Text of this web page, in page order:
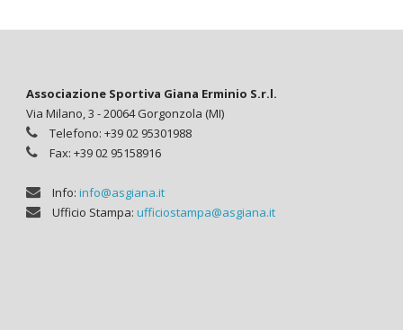
Associazione Sportiva Giana Erminio S.r.l.
Via Milano, 3 - 20064 Gorgonzola (MI)
Telefono: +39 02 95301988
Fax: +39 02 95158916
Info: info@asgiana.it
Ufficio Stampa: ufficiostampa@asgiana.it